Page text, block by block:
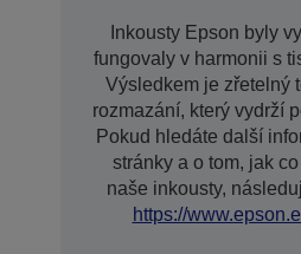
Inkousty Epson byly
fungovaly v harmonii s
Výsledkem je zřetelný
rozmazání, který vydrží
Pokud hledáte další
stránky a o tom, jak
naše inkousty,
https://